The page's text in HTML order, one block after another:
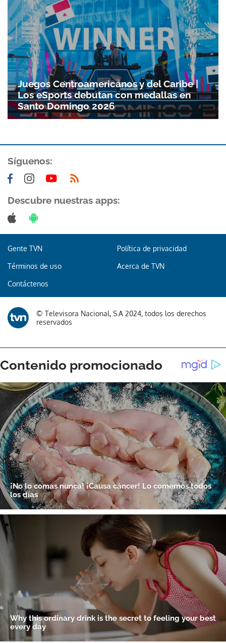
Juegos Centroamericanos y del Caribe |
Los eSports debutan con medallas en
Santo Domingo 2026
Síguenos:
Descubre nuestras apps:
Gente TVN Política de privacidad
Términos de uso Acerca de TVN
Contáctenos
© Televisora Nacional, S.A 2024, todos los derechos
reservados